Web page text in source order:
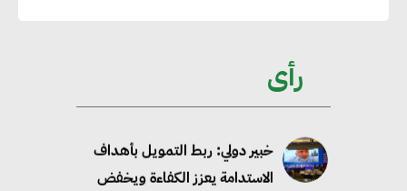
رأىوالسياسات
خبير دولي: ربط التمويل بأهداف
الاستدامة يعزز الكفاءة ويخفض